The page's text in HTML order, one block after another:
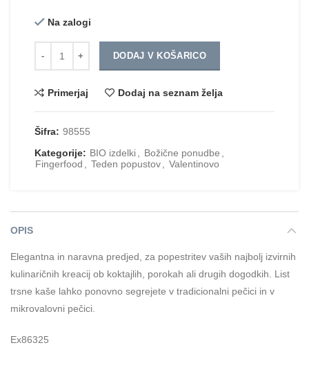
Na zalogi
DODAJ V KOŠARICO
Primerjaj Dodaj na seznam želja
Šifra: 98555
Kategorije: BIO izdelki Božične ponudbe
Fingerfood
Teden popustov Valentinovo
OPIS
Elegantna in naravna predjed, za popestritev vaših najbolj izvirnih
kulinaričnih kreacij ob koktajlih, porokah ali drugih dogodkih. List
trsne kaše lahko ponovno segrejete v tradicionalni pečici in v
mikrovalovni pečici.
Ex86325